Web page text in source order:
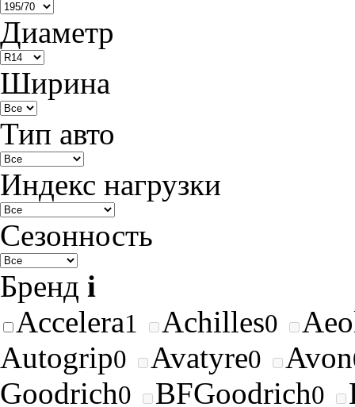
Диаметр
Ширина
Тип авто
Индекс нагрузки
Сезонность
Бренд i
Accelera1 Achilles0
Autogrip0 Avatyre0 Avon
Goodrich0 BFGoodrich0